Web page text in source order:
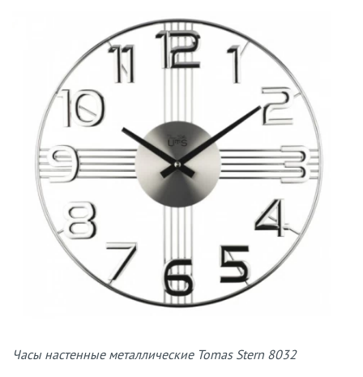
Часы настенные металлические Tomas Stern 8032